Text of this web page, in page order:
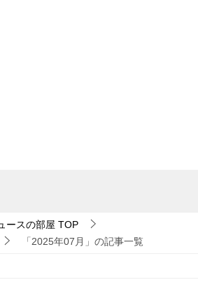
ースの部屋 TOP
「2025年07月」の記事一覧